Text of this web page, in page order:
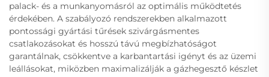
palack- és a munkanyomásról az optimális működtetés
érdekében. A szabályozó rendszerekben alkalmazott
pontossági gyártási tűrések szivárgásmentes
csatlakozásokat és hosszú távú megbízhatóságot
garantálnak, csökkentve a karbantartási igényt és az üzemi
leállásokat, miközben maximalizálják a gázhegesztő készlet